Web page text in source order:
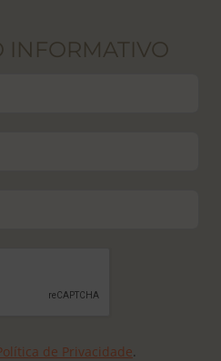
INFORMATIVO
de Privacidade.